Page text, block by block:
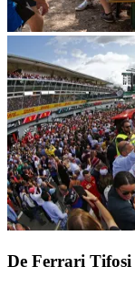
De Ferrari Tifosi